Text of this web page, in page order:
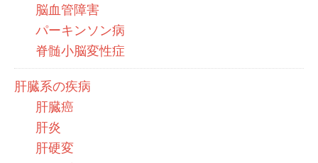
脳血管障害
パーキンソン病
脊髄小脳変性症
肝臓系の疾病
肝臓癌
肝炎
肝硬変